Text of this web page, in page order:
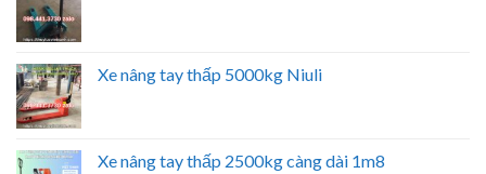
Xe nâng tay thấp 5000kg Niuli
Xe nâng tay thấp 2500kg càng dài 1m8